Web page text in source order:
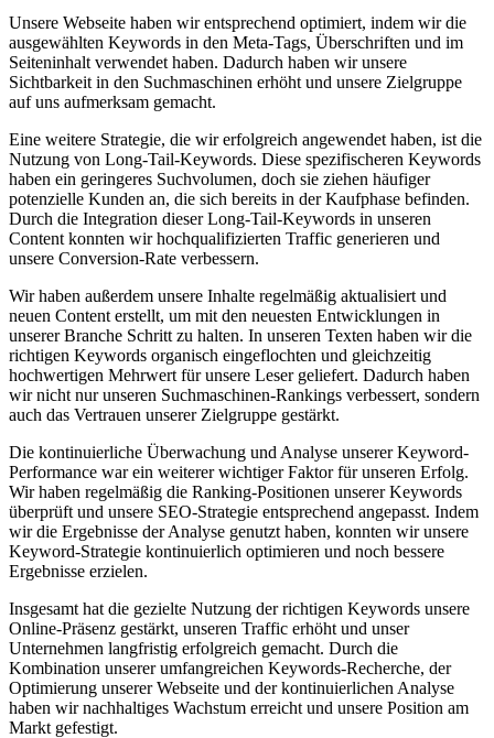
Unsere Webseite ⁤haben wir entsprechend⁢ optimiert,⁤ indem wir die⁢
ausgewählten Keywords in den Meta-Tags, Überschriften und im
Seiteninhalt verwendet haben.‌ Dadurch haben wir unsere‌
Sichtbarkeit in den Suchmaschinen erhöht und unsere ​Zielgruppe
auf uns‌ aufmerksam gemacht.
Eine weitere Strategie, die wir erfolgreich angewendet ​haben, ist die
Nutzung von Long-Tail-Keywords. ⁣Diese ⁤spezifischeren ⁢Keywords
haben⁣ ein ⁣geringeres Suchvolumen, ​doch sie ziehen häufiger⁣
potenzielle Kunden an, die sich bereits ​in der ‍Kaufphase⁢ befinden.
Durch die Integration dieser ‍Long-Tail-Keywords in⁤ unseren
Content konnten‌ wir⁣ hochqualifizierten‌ Traffic generieren und‌
unsere Conversion-Rate verbessern.
Wir haben⁤ außerdem⁢ unsere‍ Inhalte regelmäßig aktualisiert ⁢und
neuen ‍Content erstellt, um mit den neuesten Entwicklungen in
unserer Branche Schritt zu ⁣halten. In unseren​ Texten haben wir die
richtigen Keywords organisch ⁢eingeflochten und gleichzeitig
hochwertigen Mehrwert für​ unsere Leser geliefert. Dadurch haben
wir nicht nur unseren Suchmaschinen-Rankings⁤ verbessert, sondern
auch das Vertrauen unserer⁤ Zielgruppe gestärkt.
Die kontinuierliche Überwachung und Analyse unserer​ Keyword-
Performance war‍ ein weiterer wichtiger ⁣Faktor für unseren ‌Erfolg.⁤
Wir ‍haben regelmäßig die ‍Ranking-Positionen unserer Keywords
überprüft und⁢ unsere SEO-Strategie‌ entsprechend ‌angepasst. Indem ​
wir die Ergebnisse ‌der Analyse genutzt haben, konnten ‌wir unsere
Keyword-Strategie kontinuierlich optimieren und noch bessere
Ergebnisse​ erzielen.
Insgesamt hat die gezielte Nutzung der richtigen Keywords unsere
Online-Präsenz gestärkt, ⁤unseren Traffic erhöht und unser
‌Unternehmen‍ langfristig​ erfolgreich gemacht. Durch die⁣
Kombination unserer umfangreichen Keywords-Recherche, der‍
Optimierung unserer Webseite und‍ der kontinuierlichen​ Analyse
haben wir nachhaltiges Wachstum erreicht und unsere ​Position ⁢am‌
Markt ⁢gefestigt.